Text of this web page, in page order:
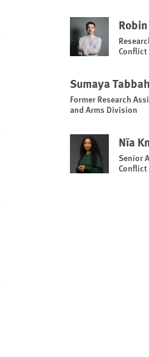
Conflict
Sumaya Tabbah
Former Research
and Arms Division
Nīa
Senior
Conflict